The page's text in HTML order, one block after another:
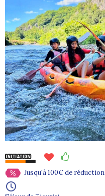
Jusqu'à 100€ de réduction